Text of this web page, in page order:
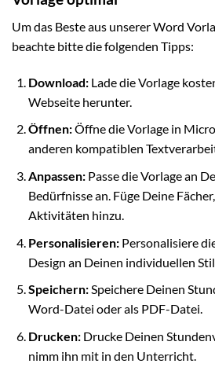
Um das Beste aus unserer Word
beachte bitte die folgenden Tipps:
Download:Lade die Vorlage
Webseite herunter.
Öffnen:Öffne die Vorlage in
anderen kompatiblen
Anpassen:Passe die Vorlage an
Bedürfnisse an. Füge Deine
Aktivitäten hinzu.
Personalisieren:Personalisiere
Design an Deinen individuellen
Speichern:Speichere Deinen
Word-Datei oder als PDF-Datei.
Drucken:Drucke Deinen
nimm ihn mit in den Unterricht.